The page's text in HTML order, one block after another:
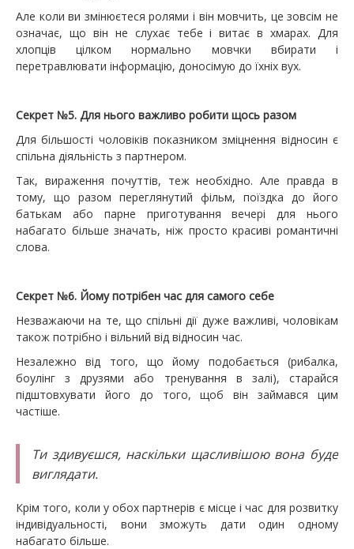
Але коли ви змінюєтеся ролями і він мовчить, це зовсім не
означає, що він не слухає тебе і витає в хмарах. Для
хлопців цілком нормально мовчки вбирати і
перетравлювати інформацію, доносімую до їхніх вух.
Секрет №5. Для нього важливо робити щось разом
Для більшості чоловіків показником зміцнення відносин є
спільна діяльність з партнером.
Так, вираження почуттів, теж необхідно. Але правда в
тому, що разом переглянутий фільм, поїздка до його
батькам або парне приготування вечері для нього
набагато більше значать, ніж просто красиві романтичні
слова.
Секрет №6. Йому потрібен час для самого себе
Незважаючи на те, що спільні дії дуже важливі, чоловікам
також потрібно і вільний від відносин час.
Незалежно від того, що йому подобається (рибалка,
боулінг з друзями або тренування в залі), старайся
підштовхувати його до того, щоб він займався цим
частіше.
Ти здивуєшся, наскільки щасливішою вона буде
виглядати.
Крім того, коли у обох партнерів є місце і час для розвитку
індивідуальності, вони зможуть дати один одному
набагато більше.